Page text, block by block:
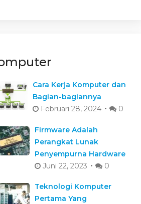
Cara Kerja Komputer dan
Bagian-bagiannya
Februari 28, 2024
0
Firmware Adalah
Perangkat Lunak
Penyempurna Hardware
Juni 22, 2023
0
Teknologi Komputer
Pertama Yang